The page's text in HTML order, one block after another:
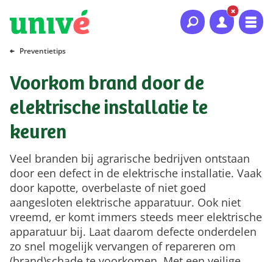
Naar hoofdinhoud
Naar hoofdnavigatie
Naar footer
Preventietips
Voorkom brand door de
elektrische installatie te
keuren
Veel branden bij agrarische bedrijven ontstaan
door een defect in de elektrische installatie. Vaak
door kapotte, overbelaste of niet goed
aangesloten elektrische apparatuur. Ook niet
vreemd, er komt immers steeds meer elektrische
apparatuur bij. Laat daarom defecte onderdelen
zo snel mogelijk vervangen of repareren om